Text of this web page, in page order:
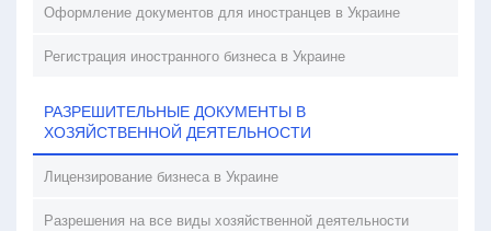
Оформление документов для иностранцев в Украине
Регистрация иностранного бизнеса в Украине
РАЗРЕШИТЕЛЬНЫЕ ДОКУМЕНТЫ В
ХОЗЯЙСТВЕННОЙ ДЕЯТЕЛЬНОСТИ
Лицензирование бизнеса в Украине
Разрешения на все виды хозяйственной деятельности